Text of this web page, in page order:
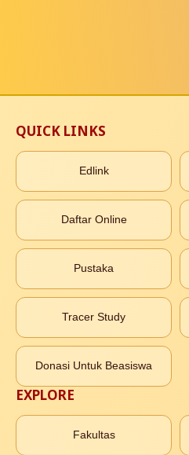
QUICK LINKS
Edlink
Daftar Online
Pustaka
Tracer Study
Donasi Untuk Beasiswa
EXPLORE
Fakultas